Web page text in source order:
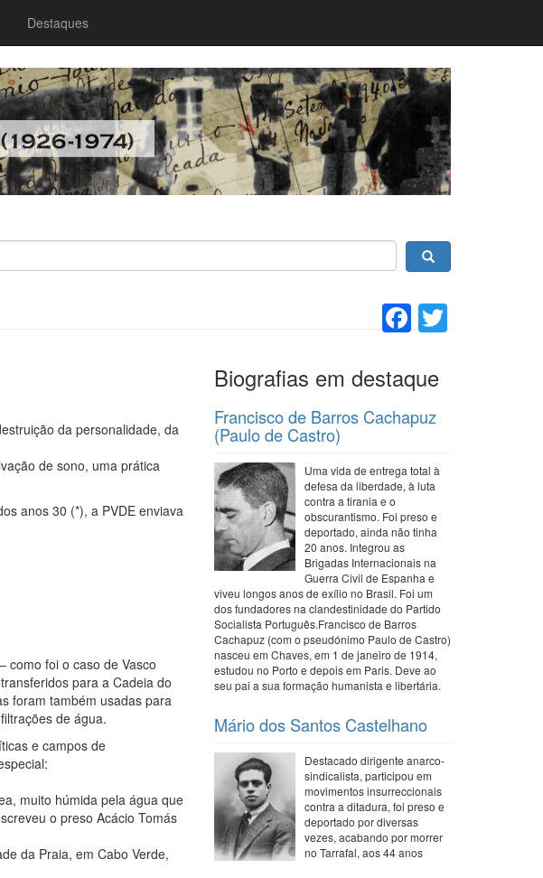
Destaques
Facebook
da personalidade, da
de sono, uma prática
anos 30 (*), a PVDE enviava
como foi o caso de Vasco
para a Cadeia do
foram também usadas para
de água.
e campos de
muito húmida pela água que
o preso Acácio Tomás
da Praia, em Cabo Verde,
Biografias em destaque
Francisco de Barros Cachapuz
(Paulo de Castro)
Uma vida de entrega total à
defesa da liberdade, à luta
contra a tirania e o
obscurantismo. Foi preso e
deportado, ainda não tinha
20 anos. Integrou as
Brigadas Internacionais na
Guerra Civil de Espanha e
viveu longos anos de exílio no Brasil. Foi um
dos fundadores na clandestinidade do Partido
Socialista Português.Francisco de Barros
Cachapuz (com o pseudónimo Paulo de Castro)
nasceu em Chaves, em 1 de janeiro de 1914,
estudou no Porto e depois em Paris. Deve ao
seu pai a sua formação humanista e libertária.
Mário dos Santos Castelhano
Destacado dirigente anarco-
sindicalista, participou em
movimentos insurreccionais
contra a ditadura, foi preso e
deportado por diversas
vezes, acabando por morrer
no Tarrafal, aos 44 anos